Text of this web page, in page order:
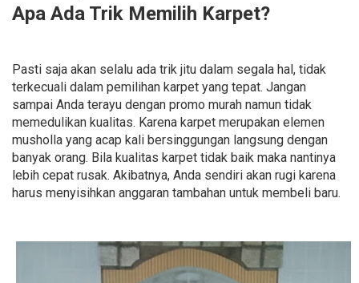
Apa Ada Trik Memilih Karpet?
Pasti saja akan selalu ada trik jitu dalam segala hal, tidak
terkecuali dalam pemilihan karpet yang tepat. Jangan
sampai Anda terayu dengan promo murah namun tidak
memedulikan kualitas. Karena karpet merupakan elemen
musholla yang acap kali bersinggungan langsung dengan
banyak orang. Bila kualitas karpet tidak baik maka nantinya
lebih cepat rusak. Akibatnya, Anda sendiri akan rugi karena
harus menyisihkan anggaran tambahan untuk membeli baru.